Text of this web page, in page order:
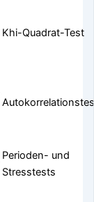
Khi-Quadrat-Test
Perioden- und
Stresstests